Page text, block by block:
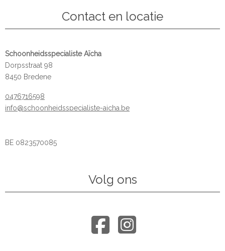
Contact en locatie
Schoonheidsspecialiste Aïcha
Dorpsstraat 98
8450 Bredene
0476716598
info@schoonheidsspecialiste-aicha.be
BE 0823570085
Volg ons